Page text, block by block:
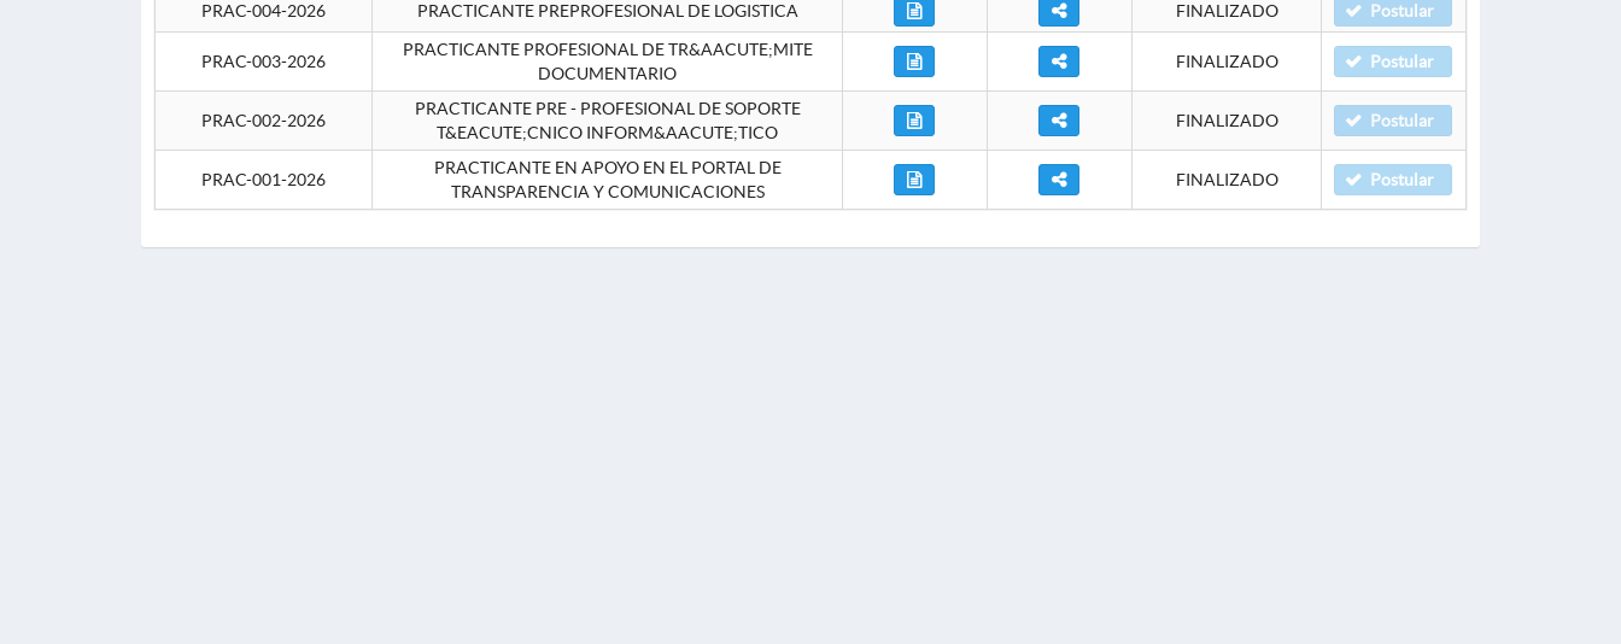
PRAC-004-2026 PRACTICANTE PREPROFESIONAL DE LOGISTICA FINALIZADO Postular
PRAC-003-2026
PRACTICANTE PROFESIONAL DE TR&AACUTE;MITE
DOCUMENTARIO
FINALIZADO Postular
PRAC-002-2026
PRACTICANTE PRE - PROFESIONAL DE SOPORTE
T&EACUTE;CNICO INFORM&AACUTE;TICO
FINALIZADO Postular
PRAC-001-2026
PRACTICANTE EN APOYO EN EL PORTAL DE
TRANSPARENCIA Y COMUNICACIONES
FINALIZADO Postular